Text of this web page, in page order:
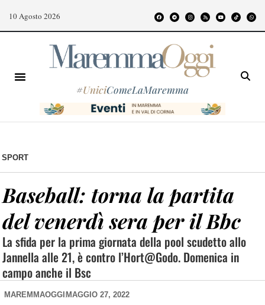
10 Agosto 2026
#UniciComeLaMaremma
SPORT
Baseball: torna la partita
del venerdì sera per il Bbc
La sfida per la prima giornata della pool scudetto allo
Jannella alle 21, è contro l’Hort@Godo. Domenica in
campo anche il Bsc
MAREMMAOGGI MAGGIO 27, 2022